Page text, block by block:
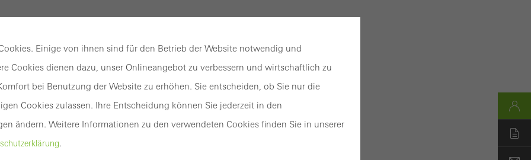
North Rhine-Westphalia
Bau
Aluminium System Produktions GmbH
Einige von ihnen sind für den Betrieb der Website notwendig und
Cookies dienen dazu, unser Onlineangebot zu verbessern und wirtschaftlich zu
bei Benutzung der Website zu erhöhen. Sie entscheiden, ob Sie nur die
Cookies zulassen. Ihre Entscheidung können Sie jederzeit in den
ändern. Weitere Informationen zu den verwendeten Cookies finden Sie in unserer
.